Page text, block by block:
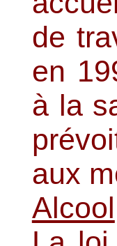
de
en
à la
aux
Alcool